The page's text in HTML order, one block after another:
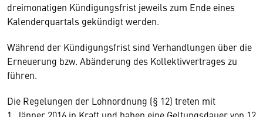
dreimonatigen Kündigungsfrist jeweils zum Ende eines
Kalenderquartals gekündigt werden.
Während der Kündigungsfrist sind Verhandlungen über die
Erneuerung bzw. Abänderung des Kollektivvertrages zu
führen.
Die Regelungen der Lohnordnung (§ 12) treten mit